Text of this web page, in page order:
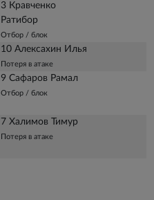
3 Кравченко
Ратибор
Отбор / блок
10 Алексахин Илья
Потеря в атаке
9 Сафаров Рамал
Отбор / блок
7 Халимов Тимур
Потеря в атаке